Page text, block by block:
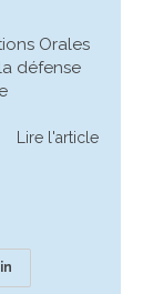
Orales
défense
Lire l'article